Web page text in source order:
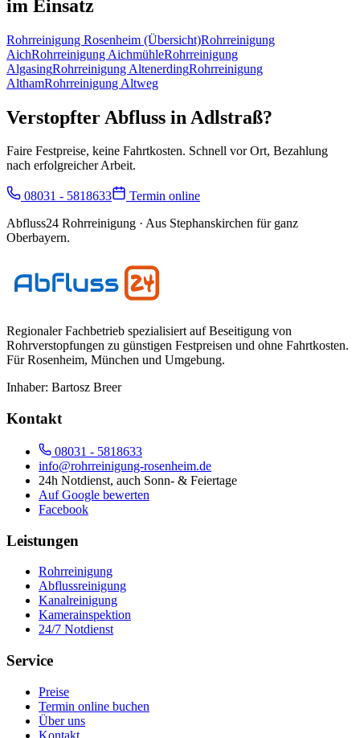
im Einsatz
Rohrreinigung Rosenheim (Übersicht)Rohrreinigung
AichRohrreinigung AichmühleRohrreinigung
AlgasingRohrreinigung AltenerdingRohrreinigung
AlthamRohrreinigung Altweg
Verstopfter Abfluss in Adlstraß?
Faire Festpreise, keine Fahrtkosten. Schnell vor Ort, Bezahlung
nach erfolgreicher Arbeit.
08031 - 5818633
Termin online
Abfluss24 Rohrreinigung · Aus Stephanskirchen für ganz
Oberbayern.
Regionaler Fachbetrieb spezialisiert auf Beseitigung von
Rohrverstopfungen zu günstigen Festpreisen und ohne Fahrtkosten.
FürRosenheim, München und Umgebung.
Inhaber: Bartosz Breer
Kontakt
08031 - 5818633
info@rohrreinigung-rosenheim.de
24h Notdienst, auch Sonn- & Feiertage
Auf Google bewerten
Facebook
Leistungen
Rohrreinigung
Abflussreinigung
Kanalreinigung
Kamerainspektion
24/7 Notdienst
Service
Preise
Termin online buchen
Über uns
Kontakt